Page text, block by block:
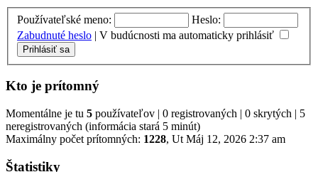
Používateľské meno:
Heslo:
Zabudnuté heslo | V budúcnosti ma automaticky prihlásiť
Kto je prítomný
Momentálne je tu 5 používateľov | 0 registrovaných | 0 skrytých | 5
neregistrovaných (informácia stará 5 minút)
Maximálny počet prítomných: 1228, Ut Máj 12, 2026 2:37 am
Štatistiky